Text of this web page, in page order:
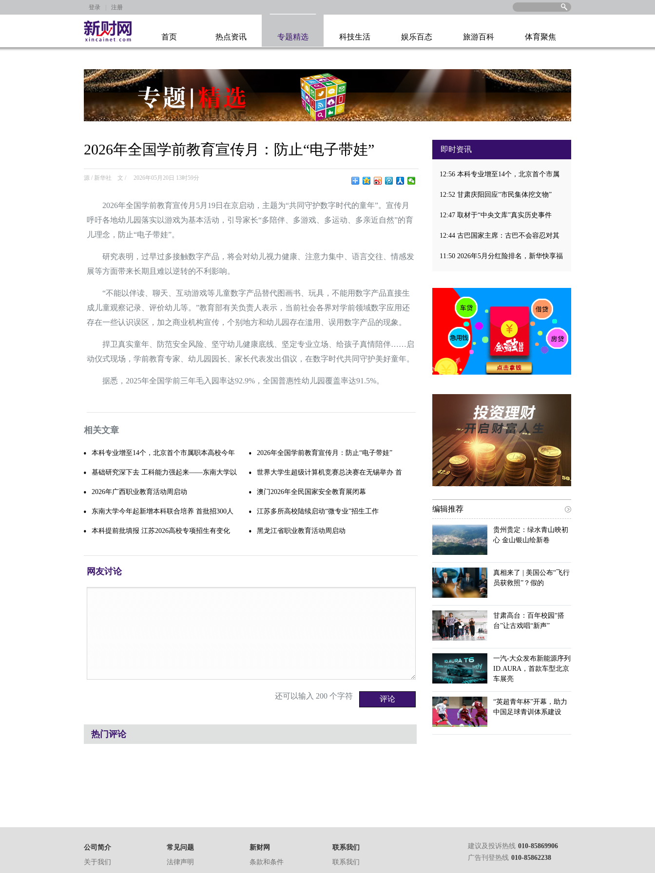
登录 注册
首页 热点资讯 专题精选 科技生活 娱乐百态 旅游百科 体育聚焦
2026年全国学前教育宣传月：防止“电子带娃”
源 / 新华社 文 / 2026年05月20日 13时59分
2026年全国学前教育宣传月5月19日在京启动，主题为“共同守护数字时代的童年”。宣传月
呼吁各地幼儿园落实以游戏为基本活动，引导家长“多陪伴、多游戏、多运动、多亲近自然”的育
儿理念，防止“电子带娃”。
研究表明，过早过多接触数字产品，将会对幼儿视力健康、注意力集中、语言交往、情感发
展等方面带来长期且难以逆转的不利影响。
“不能以伴读、聊天、互动游戏等儿童数字产品替代图画书、玩具，不能用数字产品直接生
成儿童观察记录、评价幼儿等。”教育部有关负责人表示，当前社会各界对学前领域数字应用还
存在一些认识误区，加之商业机构宣传，个别地方和幼儿园存在滥用、误用数字产品的现象。
捍卫真实童年、防范安全风险、坚守幼儿健康底线、坚定专业立场、给孩子真情陪伴……启
动仪式现场，学前教育专家、幼儿园园长、家长代表发出倡议，在数字时代共同守护美好童年。
据悉，2025年全国学前三年毛入园率达92.9%，全国普惠性幼儿园覆盖率达91.5%。
相关文章
本科专业增至14个，北京首个市属职本高校今年
再扩招
2026年全国学前教育宣传月：防止“电子带娃”
基础研究深下去 工科能力强起来——东南大学以
基础研究
世界大学生超级计算机竞赛总决赛在无锡举办 首
设“英才
2026年广西职业教育活动周启动 澳门2026年全民国家安全教育展闭幕
东南大学今年起新增本科联合培养 首批招300人 江苏多所高校陆续启动“微专业”招生工作
本科提前批填报 江苏2026高校专项招生有变化 黑龙江省职业教育活动周启动
网友讨论
还可以输入 200 个字符
热门评论
即时资讯
12:56 本科专业增至14个，北京首个市属
12:52 甘肃庆阳回应“市民集体挖文物”
12:47 取材于“中央文库”真实历史事件
12:44 古巴国家主席：古巴不会容忍对其
11:50 2026年5月分红险排名，新华快享福
编辑推荐
贵州贵定：绿水青山映初
心 金山银山绘新卷
真相来了 | 美国公布“飞行
员获救照”？假的
甘肃高台：百年校园“搭
台”让古戏唱“新声”
一汽-大众发布新能源序列
ID.AURA，首款车型北京
车展亮
“英超青年杯”开幕，助力
中国足球青训体系建设
公司简介
关于我们
常见问题
法律声明
新财网
条款和条件
联系我们
联系我们
建议及投诉热线 010-85869906
广告刊登热线 010-85862238